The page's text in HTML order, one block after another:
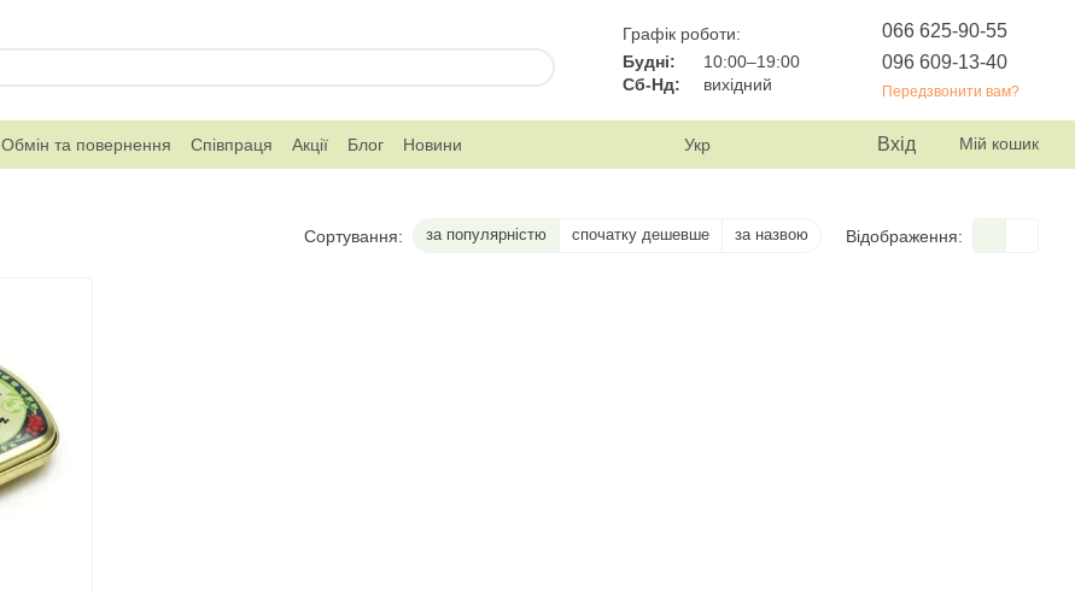
Графік роботи:
Будні:
10:00–19:00
Сб-Нд:
вихідний
066 625-90-55
096 609-13-40
Передзвонити вам?
Обмін та повернення Співпраця Акції Блог
Новини
Укр Вхід Мій кошик
Сортування: за популярністю спочатку дешевше за назвою Відображення: